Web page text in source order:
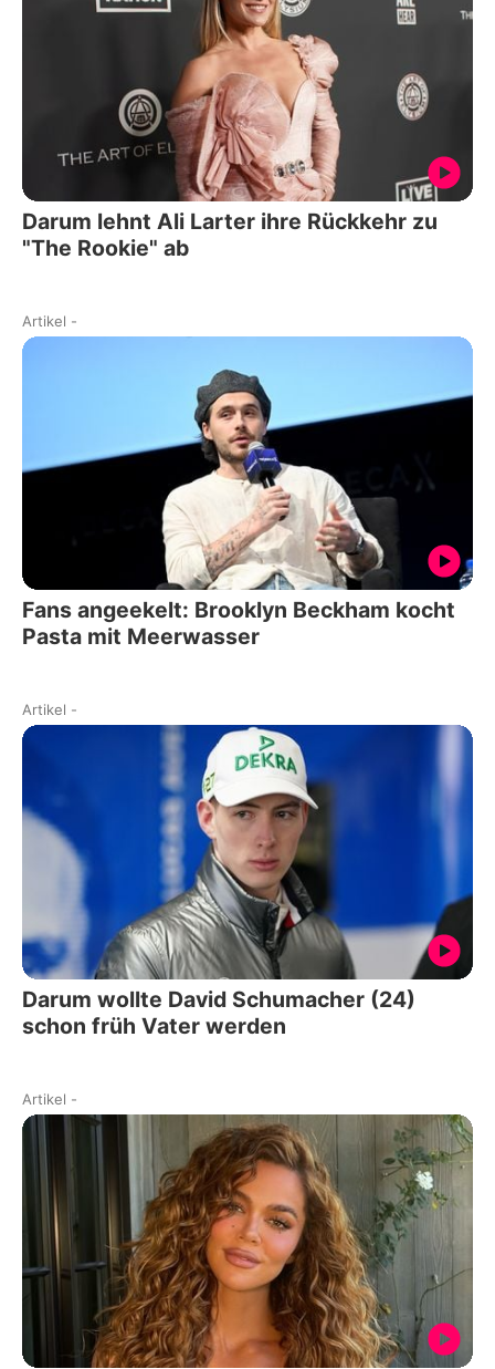
Darum lehnt Ali Larter ihre Rückkehr zu
"The Rookie" ab
Artikel -
Fans angeekelt: Brooklyn Beckham kocht
Pasta mit Meerwasser
Artikel -
Darum wollte David Schumacher (24)
schon früh Vater werden
Artikel -